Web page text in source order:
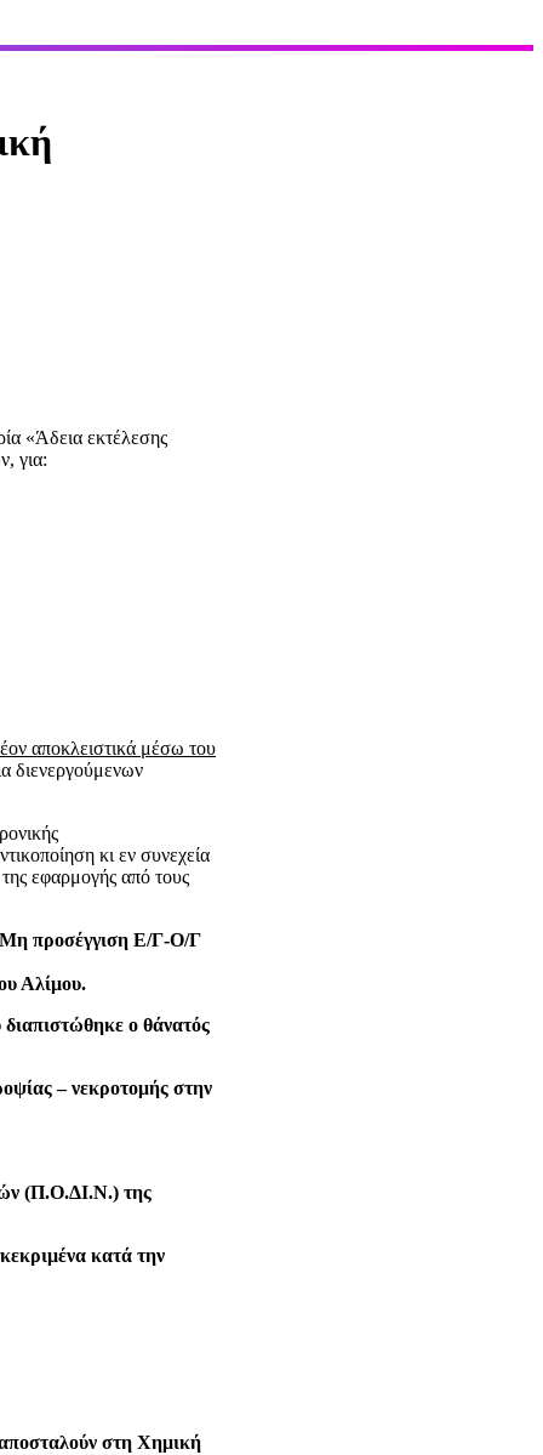
«Άδεια εκτέλεσης
για:
αποκλειστικά μέσω του
διενεργούμενων
κι εν συνεχεία
εφαρμογής από τους
Μη προσέγγιση Ε/Γ-Ο/Γ
Αλίμου.
ο θάνατός
– νεκροτομής στην
(Π.Ο.ΔΙ.Ν.) της
κατά την
στη Χημική